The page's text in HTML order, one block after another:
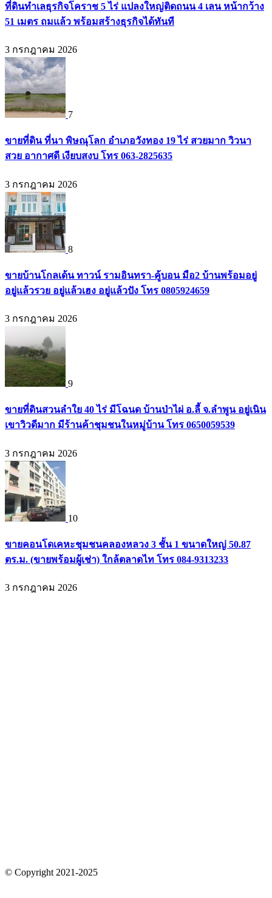
ที่ดินทำเลธุรกิจโคราช 5 ไร่ แปลงใหญ่ติดถนน 4 เลน หน้ากว้าง
51 เมตร ถมแล้ว พร้อมสร้างธุรกิจได้ทันที
3 กรกฎาคม 2026
7
ขายที่ดิน ที่นา พิษณุโลก อำเภอวังทอง 19 ไร่ สวยมาก วิวนา
สวย อากาศดี เงียบสงบ โทร 063-2825635
3 กรกฎาคม 2026
8
ขายบ้านโกลเด้น ทาวน์ รามอินทรา-คู้บอน มือ2 บ้านพร้อมอยู่
อยู่แล้วรวย อยู่แล้วเฮง อยู่แล้วปัง โทร 0805924659
3 กรกฎาคม 2026
9
ขายที่ดินสวนลำใย 40 ไร่ มีโฉนด บ้านป่าไผ่ อ.ลี้ จ.ลำพูน อยู่เนิน
เขาวิวดีมาก มีร้านค้าชุมชนในหมู่บ้าน โทร 0650059539
3 กรกฎาคม 2026
10
ขายคอนโดเคหะชุมชนคลองหลวง 3 ชั้น 1 ขนาดใหญ่ 50.87
ตร.ม. (ขายพร้อมผู้เช่า) ใกล้ตลาดไท โทร 084-9313233
3 กรกฎาคม 2026
© Copyright 2021-2025